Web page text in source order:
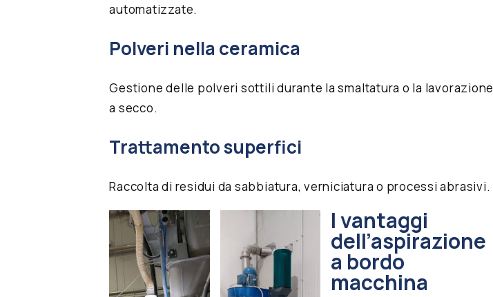
automatizzate.
Polveri nella ceramica
Gestione delle polveri sottili durante la smaltatura o la lavorazione
a secco.
Trattamento superfici
Raccolta di residui da sabbiatura, verniciatura o processi abrasivi.
I vantaggi
dell’aspirazione
a bordo
macchina